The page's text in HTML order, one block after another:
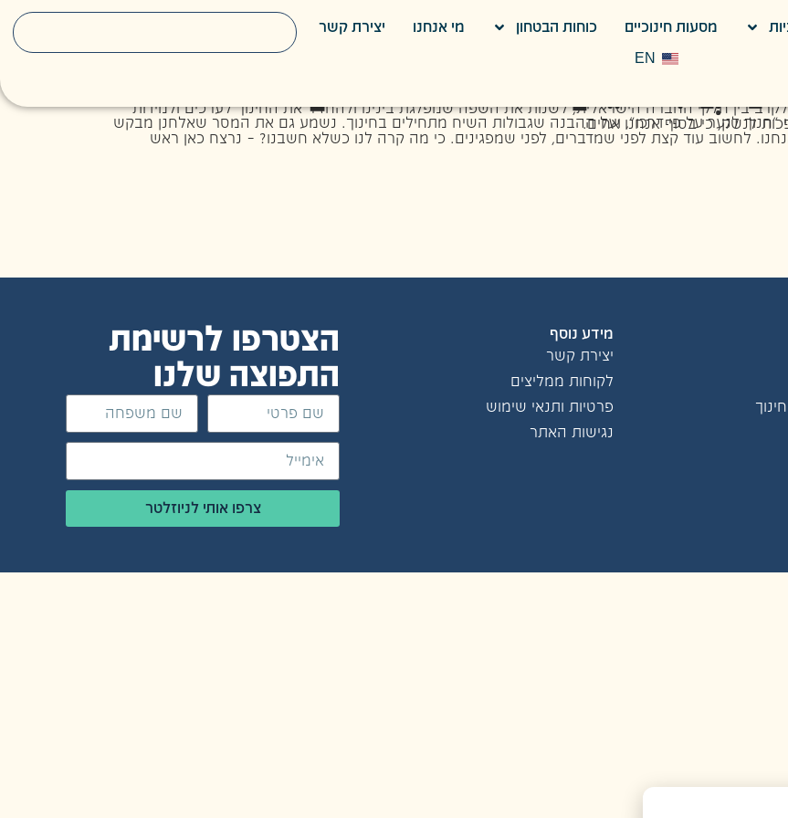
מסעות חינוכיים כוחות הבטחון מי אנחנו יצירת קשר
EN – אלחנן דנינו
לכולנו – לעצור לרגע ולחשוב לפני שהמילים הופכות לנשק, כי בסוף אנחנו אחים.
מידע נוסף
יצירת קשר
לקוחות ממליצים
פרטיות ותנאי שימוש
נגישות האתר
הצטרפו לרשימת
התפוצה שלנו
צרפו אותי לניוזלטר